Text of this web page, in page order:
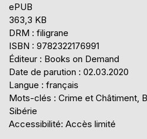
ePUB
363,3 KB
DRM : filigrane
ISBN : 9782322176991
Éditeur : Books on Demand
Date de parution : 02.03.2020
Langue : français
Mots-clés : Crime et Châtiment,
Sibérie
Accessibilité: Accès limité